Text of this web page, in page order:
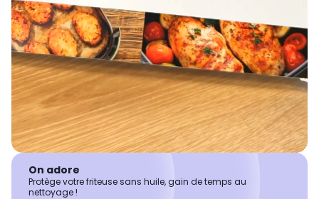
On adore
Protège votre friteuse sans huile, gain de temps au
nettoyage !